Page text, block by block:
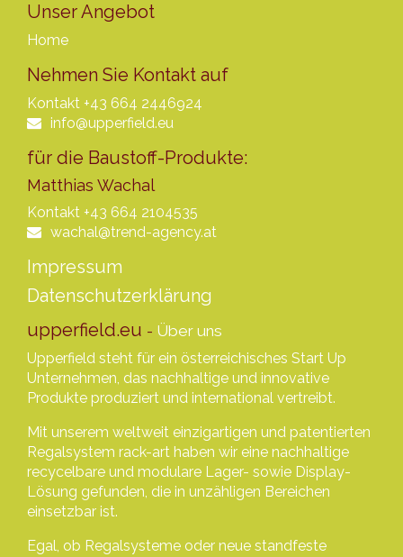
Unser Angebot
Home
Nehmen Sie Kontakt auf
Kontakt +43 664 2446924
info@upperfield.eu
für die Baustoff-Produkte:
Matthias Wachal
Kontakt +43 664 2104535
wachal@trend-agency.at
Impressum
Datenschutzerklärung
upperfield.eu - Über uns
Upperfield steht für ein österreichisches Start Up
Unternehmen, das nachhaltige und innovative
Produkte produziert und international vertreibt.
Mit unserem weltweit einzigartigen und patentierten
Regalsystem rack-art haben wir eine nachhaltige
recycelbare und modulare Lager- sowie Display-
Lösung gefunden, die in unzähligen Bereichen
einsetzbar ist.
Egal, ob Regalsysteme oder neue standfeste